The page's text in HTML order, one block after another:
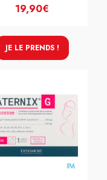
19,90€
JE LE PRENDS !